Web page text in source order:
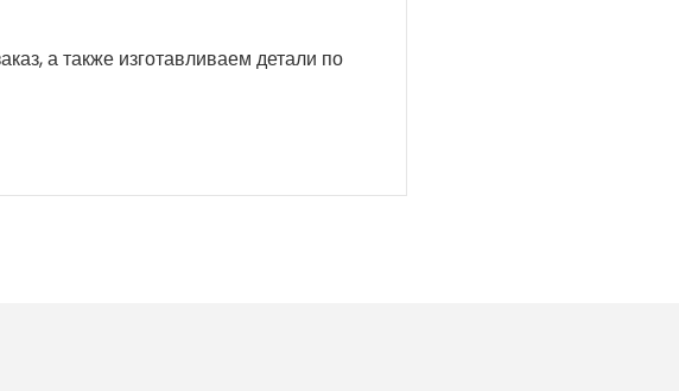
а также изготавливаем детали по